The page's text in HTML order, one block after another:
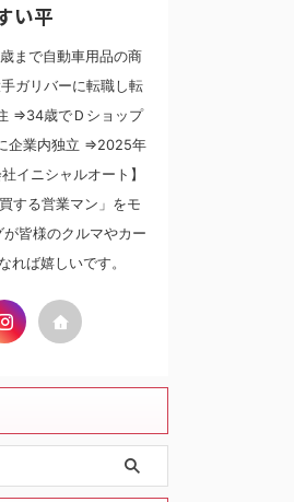
い平
まで自動車用品の商
ガリバーに転職し転
⇒34歳でＤショップ
企業内独立 ⇒2025年
イニシャルオート】
する営業マン」をモ
皆様のクルマやカー
れば嬉しいです。